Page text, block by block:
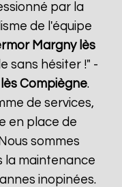
par la
de l'équipe
Margny lès
sans hésiter !" -
Compiègne.
de services,
en place de
sommes
la maintenance
inopinées.